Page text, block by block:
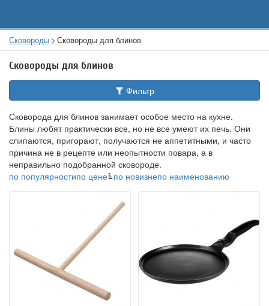
Сковороды Сковороды для блинов
Сковороды для блинов
Фильтр
Сковорода для блинов занимает особое место на кухне.
Блины любят практически все, но не все умеют их печь. Они
слипаются, пригорают, получаются не аппетитными, и часто
причина не в рецепте или неопытности повара, а в
неправильно подобранной сковороде.
по популярностипо цене по новизнепо наименованию